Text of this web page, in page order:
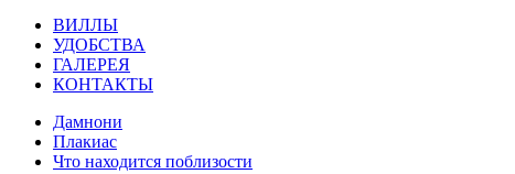
ВИЛЛЫ
УДОБСТВА
ГАЛЕРЕЯ
КОНТАКТЫ
Дамнони
Плакиас
Что находится поблизости